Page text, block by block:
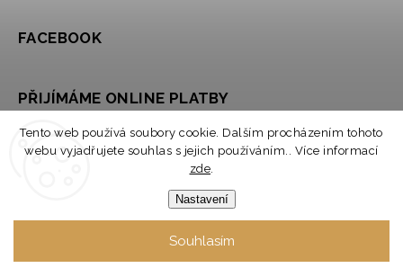
Tento web používá soubory cookie. Dalším procházením tohoto
webu vyjadřujete souhlas s jejich používáním.. Více informací
zde.
Nastavení
Souhlasím
FACEBOOK
PŘIJÍMÁME ONLINE PLATBY
OZDOBA . Všechna práva vyhrazena.